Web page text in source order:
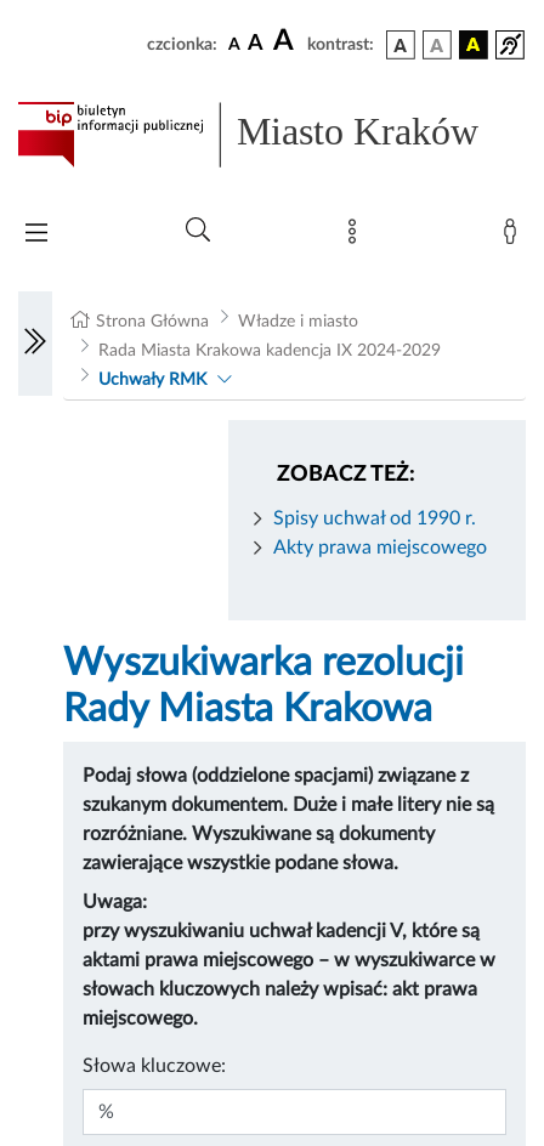
czcionka: A A A kontrast:
Miasto Kraków
Strona Główna
Władze i miasto
Rada Miasta Krakowa kadencja IX 2024-2029
Uchwały RMK
ZOBACZ TEŻ:
Spisy uchwał od 1990 r.
Akty prawa miejscowego
Wyszukiwarka rezolucji
Rady Miasta Krakowa
Podaj słowa (oddzielone spacjami) związane z
szukanym dokumentem. Duże i małe litery nie są
rozróżniane. Wyszukiwane są dokumenty
zawierające wszystkie podane słowa.
Uwaga:
przy wyszukiwaniu uchwał kadencji V, które są
aktami prawa miejscowego – w wyszukiwarce w
słowach kluczowych należy wpisać: akt prawa
miejscowego.
Słowa kluczowe: